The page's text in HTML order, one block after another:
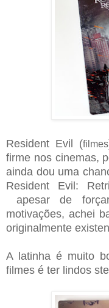
Resident Evil (filmes
firme nos cinemas,
ainda dou uma
Resident Evil:
apesar de
motivações, achei
originalmente
A latinha é muito
filmes é ter lindos